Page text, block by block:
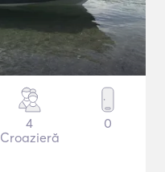
4
Croazieră
0